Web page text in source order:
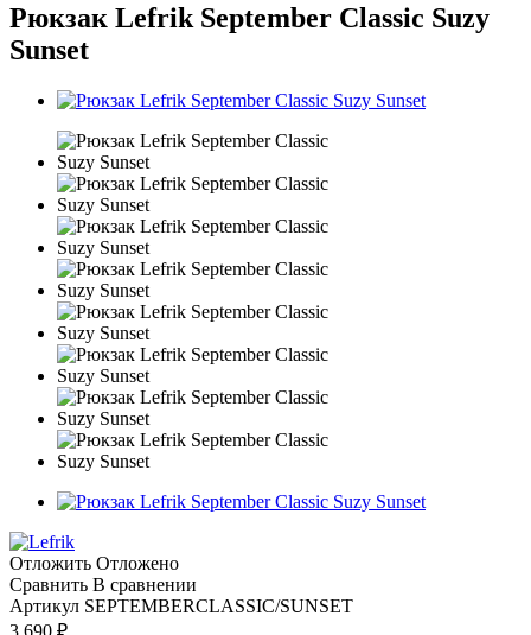
Рюкзак Lefrik September Classic Suzy
Sunset
Отложить Отложено
Сравнить В сравнении
Артикул SEPTEMBERCLASSIC/SUNSET
3 690 ₽